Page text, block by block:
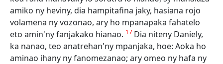
amiko ny heviny, dia hampitafina jaky, hasiana rojo
volamena ny vozonao, ary ho mpanapaka fahatelo
eto amin'ny fanjakako hianao. 17 Dia niteny Daniely,
ka nanao, teo anatrehan'ny mpanjaka, hoe: Aoka ho
aminao ihany ny fanomezanao; ary omeo ny hafa ny